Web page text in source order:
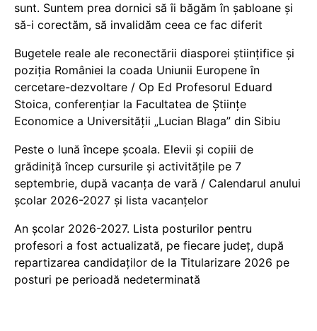
sunt. Suntem prea dornici să îi băgăm în șabloane și
să-i corectăm, să invalidăm ceea ce fac diferit
Bugetele reale ale reconectării diasporei științifice și
poziția României la coada Uniunii Europene în
cercetare-dezvoltare / Op Ed Profesorul Eduard
Stoica, conferențiar la Facultatea de Științe
Economice a Universității „Lucian Blaga” din Sibiu
Peste o lună începe școala. Elevii și copiii de
grădiniță încep cursurile și activitățile pe 7
septembrie, după vacanța de vară / Calendarul anului
școlar 2026-2027 și lista vacanțelor
An școlar 2026-2027. Lista posturilor pentru
profesori a fost actualizată, pe fiecare județ, după
repartizarea candidaților de la Titularizare 2026 pe
posturi pe perioadă nedeterminată